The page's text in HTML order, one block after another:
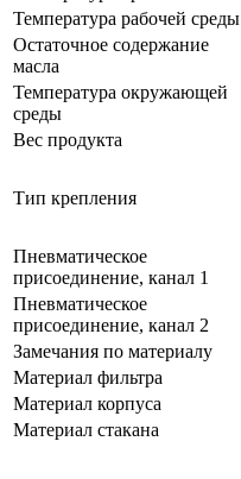
Температура рабочей среды
Остаточное содержание
масла
Температура окружающей
среды
Вес продукта
Тип крепления
Пневматическое
присоединение, канал 1
Пневматическое
присоединение, канал 2
Замечания по материалу
Материал фильтра
Материал корпуса
Материал стакана